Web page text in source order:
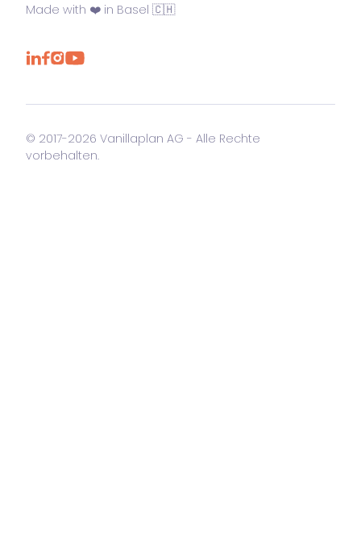
Made with ❤️ in Basel 🇨🇭
© 2017-2026 Vanillaplan AG - Alle Rechte
vorbehalten.